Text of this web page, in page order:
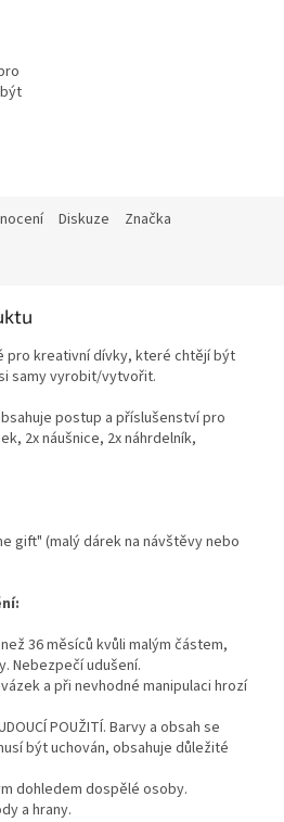
Diskuze Značka
pro kreativní dívky, které chtějí být
samy vyrobit/vytvořit.
postup a příslušenství pro
2x náušnice, 2x náhrdelník,
gift" (malý dárek na návštěvy nebo
36 měsíců kvůli malým částem,
Nebezpečí udušení.
a při nevhodné manipulaci hrozí
POUŽITÍ. Barvy a obsah se
být uchován, obsahuje důležité
dohledem dospělé osoby.
a hrany.